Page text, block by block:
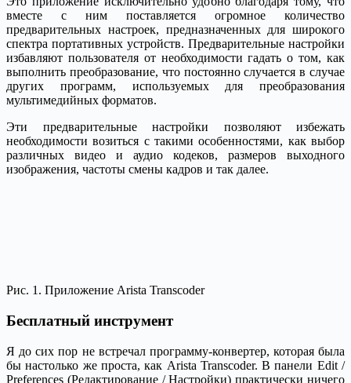
вместе с ним поставляется огромное количество
предварительных настроек, предназначенных для широкого
спектра портативных устройств. Предварительные настройки
избавляют пользователя от необходимости гадать о том, как
выполнить преобразование, что постоянно случается в случае
других программ, используемых для преобразования
мультимедийных форматов.
Эти предварительные настройки позволяют избежать
необходимости возиться с такими особенностями, как выбор
различных видео и аудио кодеков, размеров выходного
изображения, частоты смены кадров и так далее.
Рис. 1. Приложение Arista Transcoder
Бесплатный инструмент
Я до сих пор не встречал программу-конвертер, которая была
бы настолько же проста, как Arista Transcoder. В панели Edit /
Preferences (Редактирование / Настройки) практически ничего